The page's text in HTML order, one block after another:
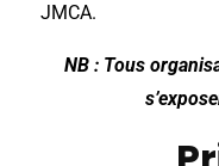
JMCA.
NB : Tous